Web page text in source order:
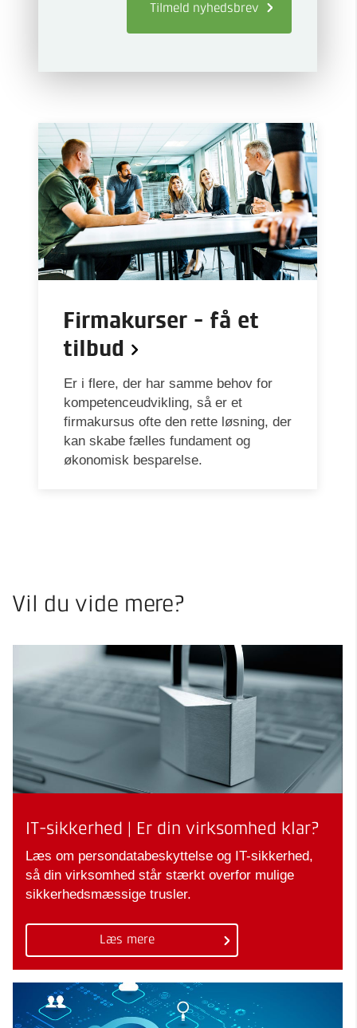
Tilmeld nyhedsbrev
Firmakurser - få et
tilbud
Er i flere, der har samme behov for
kompetenceudvikling, så er et
firmakursus ofte den rette løsning, der
kan skabe fælles fundament og
økonomisk besparelse.
Vil du vide mere?
IT-sikkerhed | Er din virksomhed klar?
Læs om persondatabeskyttelse og IT-sikkerhed,
så din virksomhed står stærkt overfor mulige
sikkerhedsmæssige trusler.
Læs mere